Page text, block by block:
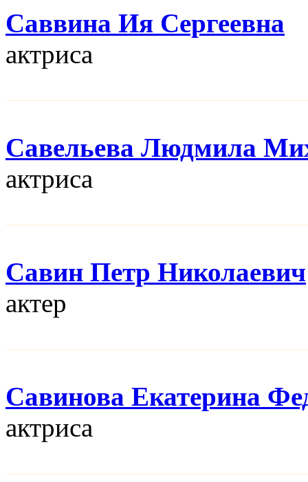
Саввина Ия Сергеевна
актриса
Савельева Людмила
актриса
Савин Петр Николаевич
актер
Савинова Екатерина
актриса